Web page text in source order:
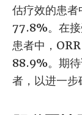
估疗效的患
77.8%。在
患者中，
88.9%。期
者，以进一步